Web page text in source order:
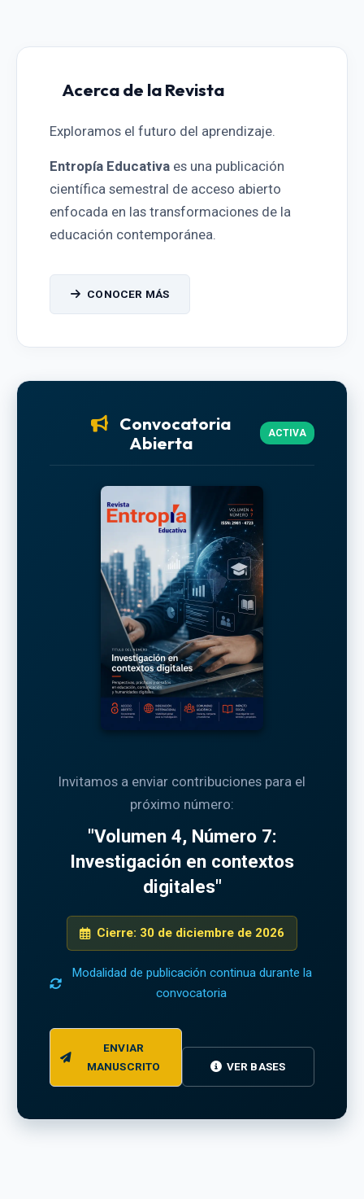
Acerca de la Revista
Exploramos el futuro del aprendizaje.
Entropía Educativa es una publicación
científica semestral de acceso abierto
enfocada en las transformaciones de la
educación contemporánea.
CONOCER MÁS
Convocatoria
Abierta
ACTIVA
Invitamos a enviar contribuciones para el
próximo número:
"Volumen 4, Número 7:
Investigación en contextos
digitales"
Cierre: 30 de diciembre de 2026
Modalidad de publicación continua durante la
convocatoria
ENVIAR
MANUSCRITO
VER BASES